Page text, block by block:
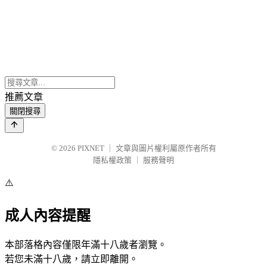
推薦文章
關閉搜尋
© 2026 PIXNET
文章與圖片權利屬原作者所有
隱私權政策
服務聲明
⚠️
成人內容提醒
本部落格內容僅限年滿十八歲者瀏覽。
若您未滿十八歲，請立即離開。